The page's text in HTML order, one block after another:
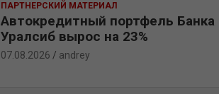
ПАРТНЕРСКИЙ МАТЕРИАЛ
Автокредитный портфель Банка
Уралсиб вырос на 23%
07.08.2026 andrey